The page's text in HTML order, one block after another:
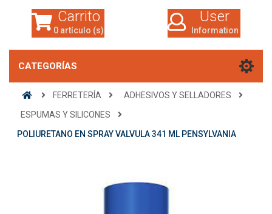
Carrito
0 artículo (s)
User
Information
CATEGORÍAS
FERRETERÍA
ADHESIVOS Y SELLADORES
ESPUMAS Y SILICONES
POLIURETANO EN SPRAY VALVULA 341 ML PENSYLVANIA